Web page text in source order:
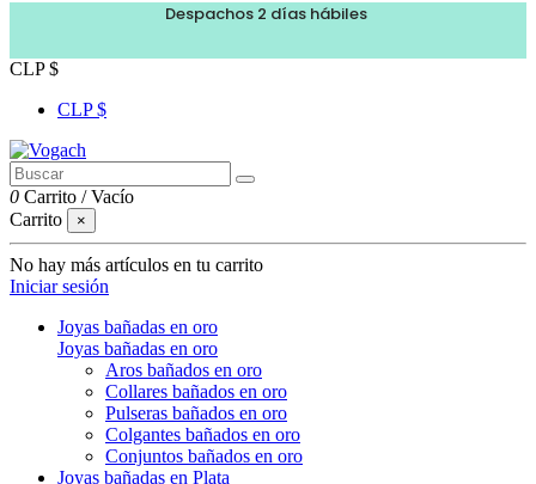
Despachos 2 días hábiles
CLP $
CLP $
0 Carrito /Vacío
Carrito
×
No hay más artículos en tu carrito
Iniciar sesión
Joyas bañadas en oro
Joyas bañadas en oro
Aros bañados en oro
Collares bañados en oro
Pulseras bañados en oro
Colgantes bañados en oro
Conjuntos bañados en oro
Joyas bañadas en Plata